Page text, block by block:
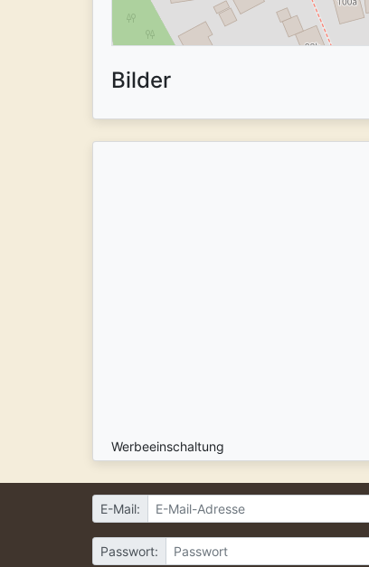
Bilder
Werbeeinschaltung
E-Mail:
Passwort: